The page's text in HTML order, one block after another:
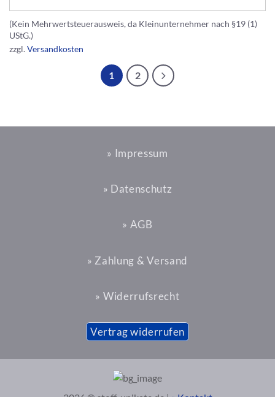
(Kein Mehrwertsteuerausweis, da Kleinunternehmer nach §19 (1)
UStG.)
zzgl.Versandkosten
1 2
» Impressum
» Datenschutz
» AGB
» Zahlung & Versand
» Widerrufsrecht
Vertrag widerrufen